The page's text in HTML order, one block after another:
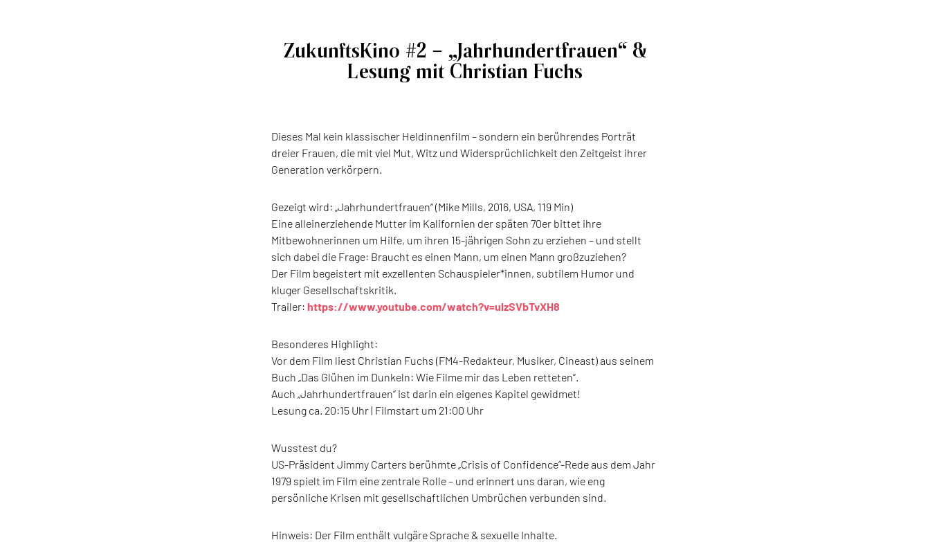
ZukunftsKino #2 – „Jahrhundertfrauen“ &
Lesung mit Christian Fuchs
Dieses Mal kein klassischer Heldinnenfilm – sondern ein berührendes Porträt
dreier Frauen, die mit viel Mut, Witz und Widersprüchlichkeit den Zeitgeist ihrer
Generation verkörpern.
Gezeigt wird: „Jahrhundertfrauen“ (Mike Mills, 2016, USA, 119 Min)
Eine alleinerziehende Mutter im Kalifornien der späten 70er bittet ihre
Mitbewohnerinnen um Hilfe, um ihren 15-jährigen Sohn zu erziehen – und stellt
sich dabei die Frage: Braucht es einen Mann, um einen Mann großzuziehen?
Der Film begeistert mit exzellenten Schauspieler*innen, subtilem Humor und
kluger Gesellschaftskritik.
Trailer: https://www.youtube.com/watch?v=ulzSVbTvXH8
Besonderes Highlight:
Vor dem Film liest Christian Fuchs (FM4-Redakteur, Musiker, Cineast) aus seinem
Buch „Das Glühen im Dunkeln: Wie Filme mir das Leben retteten“.
Auch „Jahrhundertfrauen“ ist darin ein eigenes Kapitel gewidmet!
Lesung ca. 20:15 Uhr | Filmstart um 21:00 Uhr
Wusstest du?
US-Präsident Jimmy Carters berühmte „Crisis of Confidence“-Rede aus dem Jahr
1979 spielt im Film eine zentrale Rolle – und erinnert uns daran, wie eng
persönliche Krisen mit gesellschaftlichen Umbrüchen verbunden sind.
Hinweis: Der Film enthält vulgäre Sprache & sexuelle Inhalte.